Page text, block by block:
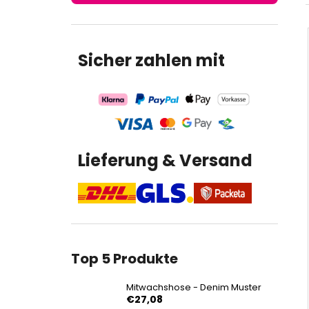
Sicher zahlen mit
Lieferung & Versand
Top 5 Produkte
Mitwachshose - Denim Muster
€27,08
€27,08